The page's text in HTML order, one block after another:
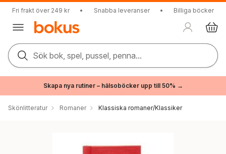
Fri frakt över 249 kr • Snabba leveranser • Billiga böcker
Sök bok, spel, pussel, penna...
Skapa nya rutiner – hälsoböcker upp till 50% →
Skönlitteratur Romaner Klassiska romaner/Klassiker